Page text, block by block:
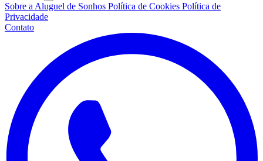
Sobre a Aluguel de Sonhos Política de Cookies Política de
Privacidade
Contato